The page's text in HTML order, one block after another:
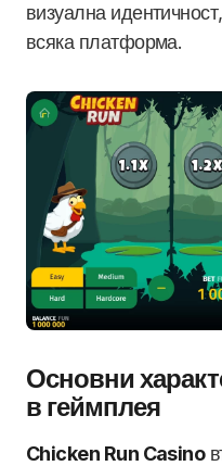
визуална
всяка платформа.
Основни
в геймплея
Chicken Run Casino